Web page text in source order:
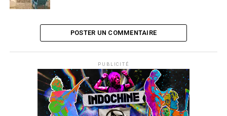
POSTER UN COMMENTAIRE
PUBLICITÉ